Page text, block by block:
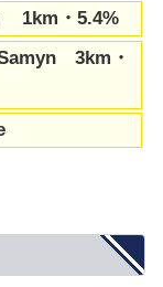
1km・5.4%
3km・